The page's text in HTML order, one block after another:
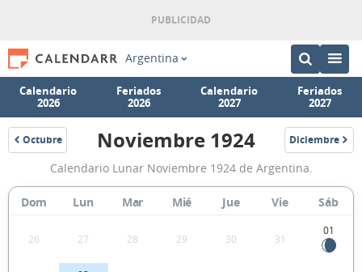
Argentina
Calendario
2026
Feriados
2026
Calendario
2027
Feriados
2027
Octubre
1924
Calendario
Lunar
Noviembre
Noviembre 1924 Diciembre
1924
Calendario Lunar Noviembre 1924 de Argentina.
Dom Lun Mar Mié Jue Vie Sáb
26 27 28 29 30 31
01